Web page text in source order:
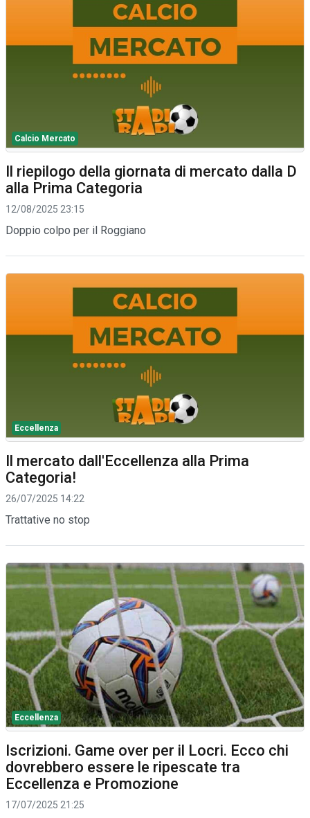
Calcio Mercato
Il riepilogo della giornata di mercato dalla D
alla Prima Categoria
12/08/2025 23:15
Doppio colpo per il Roggiano
Eccellenza
Il mercato dall'Eccellenza alla Prima
Categoria!
26/07/2025 14:22
Trattative no stop
Eccellenza
Iscrizioni. Game over per il Locri. Ecco chi
dovrebbero essere le ripescate tra
Eccellenza e Promozione
17/07/2025 21:25